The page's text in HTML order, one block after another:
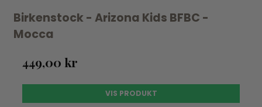
Birkenstock - Arizona Kids BFBC -
Mocca
449,00 kr
VIS PRODUKT